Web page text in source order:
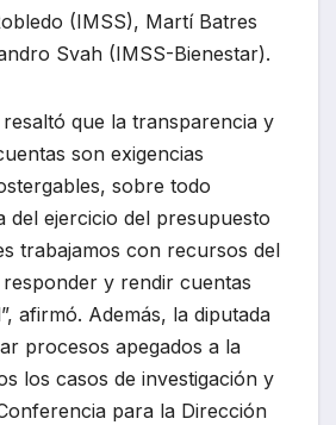
(IMSS), Martí Batres
Svah (IMSS-Bienestar).
que la transparencia y
son exigencias
sobre todo
del ejercicio del presupuesto
trabajamos con recursos del
y rendir cuentas
afirmó. Además, la diputada
procesos apegados a la
los casos de investigación y
para la Dirección